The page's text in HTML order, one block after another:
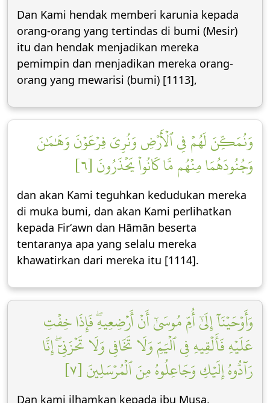
Dan Kami hendak memberi karunia kepada
orang-orang yang tertindas di bumi (Mesir)
itu dan hendak menjadikan mereka
pemimpin dan menjadikan mereka orang-
orang yang mewarisi (bumi) [1113],
وَنُمَكِّنَ لَهُمۡ فِي ٱلۡأَرۡضِ وَنُرِيَ فِرۡعَوۡنَ وَهَٰمَٰنَ
وَجُنُودَهُمَا مِنۡهُم مَّا كَانُواْ يَحۡذَرُونَ [٦]
dan akan Kami teguhkan kedudukan mereka
di muka bumi, dan akan Kami perlihatkan
kepada Firʻawn dan Hāmān beserta
tentaranya apa yang selalu mereka
khawatirkan dari mereka itu [1114].
وَأَوۡحَيۡنَآ إِلَىٰٓ أُمِّ مُوسَىٰٓ أَنۡ أَرۡضِعِيهِۖ فَإِذَا خِفۡتِ
عَلَيۡهِ فَأَلۡقِيهِ فِي ٱلۡيَمِّ وَلَا تَخَافِي وَلَا تَحۡزَنِيٓۖ إِنَّا
رَآدُّوهُ إِلَيۡكِ وَجَاعِلُوهُ مِنَ ٱلۡمُرۡسَلِينَ [٧]
Dan kami ilhamkan kepada ibu Musa,